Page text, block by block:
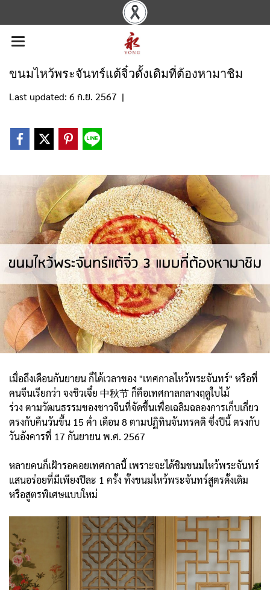
ขนมไหว้พระจันทร์แต้จิ๋วดั้งเดิมที่ต้องหามาชิม
Last updated: 6 ก.ย. 2567 |
เมื่อถึงเดือนกันยายน ก็ได้เวลาของ "เทศกาลไหว้พระจันทร์" หรือที่
คนจีนเรียกว่า จงชิวเจี๋ย 中秋节 ก็คือเทศกาลกลางฤดูใบไม้
ร่วง ตามวัฒนธรรมของชาวจีนที่จัดขึ้นเพื่อเฉลิมฉลองการเก็บเกี่ยว
ตรงกับคืนวันขึ้น 15 ค่ำ เดือน 8 ตามปฏิทินจันทรคติ ซึ่งปีนี้ ตรงกับ
วันอังคารที่ 17 กันยายน พ.ศ. 2567
หลายคนก็เฝ้ารอคอยเทศกาลนี้ เพราะจะได้ชิมขนมไหว้พระจันทร์
แสนอร่อยที่มีเพียงปีละ 1 ครั้ง ทั้งขนมไหว้พระจันทร์สูตรดั้งเดิม
หรือสูตรพิเศษแบบใหม่